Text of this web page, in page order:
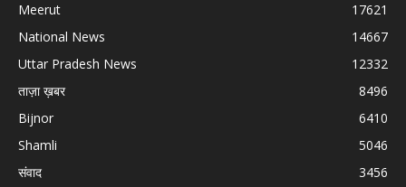
Meerut
17621
National News
14667
Uttar Pradesh News
12332
ताज़ा ख़बर
8496
Bijnor
6410
Shamli
5046
संवाद
3456